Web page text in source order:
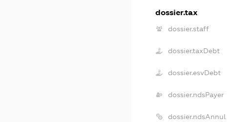
dossier.tax
dossier.staff
dossier.taxDebt
dossier.esvDebt
dossier.ndsPayer
dossier.ndsAnnul